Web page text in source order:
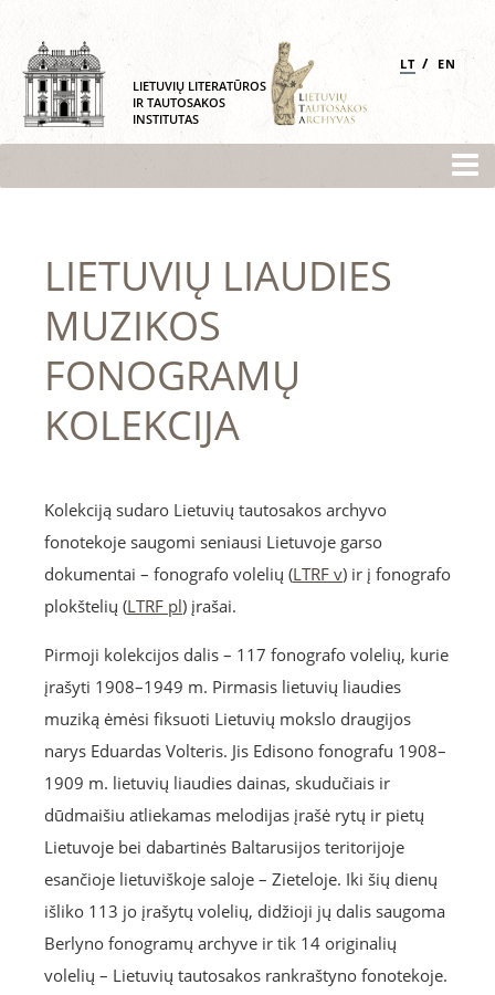
LIETUVIŲ LITERATŪROS
IR TAUTOSAKOS
INSTITUTAS
LT / EN
LIETUVIŲ LIAUDIES
MUZIKOS
FONOGRAMŲ
KOLEKCIJA
Kolekciją sudaro Lietuvių tautosakos archyvo
fonotekoje saugomi seniausi Lietuvoje garso
dokumentai – fonografo volelių (LTRF v) ir į fonografo
plokštelių (LTRF pl) įrašai.
Pirmoji kolekcijos dalis – 117 fonografo volelių, kurie
įrašyti 1908–1949 m. Pirmasis lietuvių liaudies
muziką ėmėsi fiksuoti Lietuvių mokslo draugijos
narys Eduardas Volteris. Jis Edisono fonografu 1908–
1909 m. lietuvių liaudies dainas, skudučiais ir
dūdmaišiu atliekamas melodijas įrašė rytų ir pietų
Lietuvoje bei dabartinės Baltarusijos teritorijoje
esančioje lietuviškoje saloje – Zieteloje. Iki šių dienų
išliko 113 jo įrašytų volelių, didžioji jų dalis saugoma
Berlyno fonogramų archyve ir tik 14 originalių
volelių – Lietuvių tautosakos rankraštyno fonotekoje.